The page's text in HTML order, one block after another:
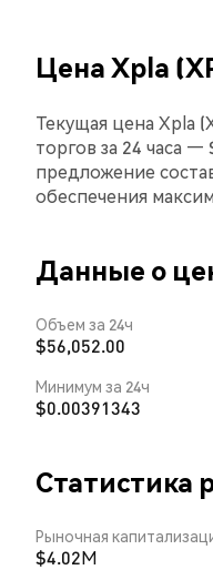
Цена Xpla
Текущая цена Xpla
торгов за 24 часа —
предложение
обеспечения
Данные о
Объем за 24ч
$56,052.00
Минимум за 24ч
$0.00391343
Статистика
Рыночная
$4.02M